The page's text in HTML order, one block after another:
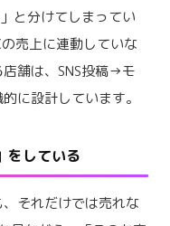
」と分けてしまってい
売上に連動していな
舗は、SNS投稿→モ
に設計しています。
をしている
それだけでは売れな